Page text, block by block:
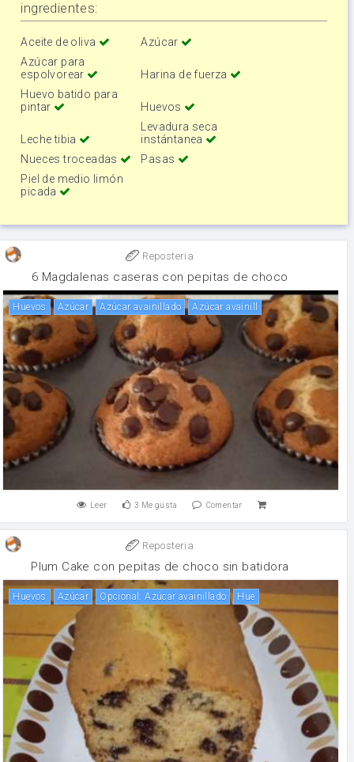
ingredientes:
Aceite de oliva
Azúcar
Azúcar para
espolvorear
Harina de fuerza
Huevo batido para
pintar
Huevos
Leche tibia
Levadura seca
instántanea
Nueces troceadas
Pasas
Piel de medio limón
picada
Reposteria
6 Magdalenas caseras con pepitas de choco
huevos Azúcar Azúcar avainillado Azúcar avainill
Leer 3 Me gusta Comentar
Reposteria
Plum Cake con pepitas de choco sin batidora
huevos Azúcar Opcional: Azúcar avainillado hue